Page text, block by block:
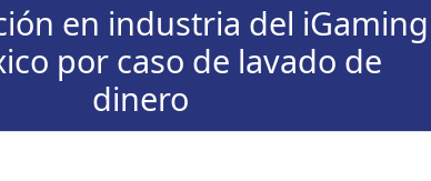
en industria del iGaming
por caso de lavado de
dinero